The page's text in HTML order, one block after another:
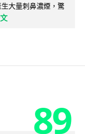
大量刺鼻濃煙，驚
89